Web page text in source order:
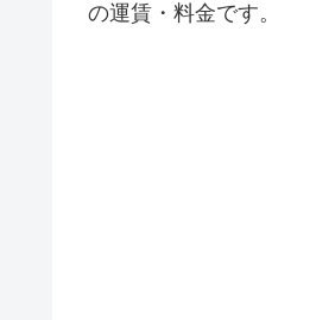
の運賃・料金です。